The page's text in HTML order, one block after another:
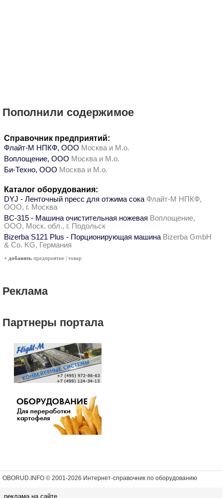
Пополнили содержимое
Справочник предприятий:
Флайт-М НПКФ, ООО Москва и М.о.
Воплощение, ООО Москва и М.о.
Би-Техно, ООО Москва и М.о.
Каталог оборудования:
DYJ - Ленточный пресс для отжима сока Флайт-М НПКФ,
ООО, г. Москва
ВС-315 - Машина очистительная ножевая Воплощение,
ООО, Моск. обл., г. Подольск
Bizerba S121 Plus - Порционирующая машина Bizerba GmbH
& Co. KG, Германия
+ добавить предприятие | товар
Реклама
Партнеры портала
OBORUD.INFO © 2001-2026 Интернет-справочник по оборудованию
реклама на сайте